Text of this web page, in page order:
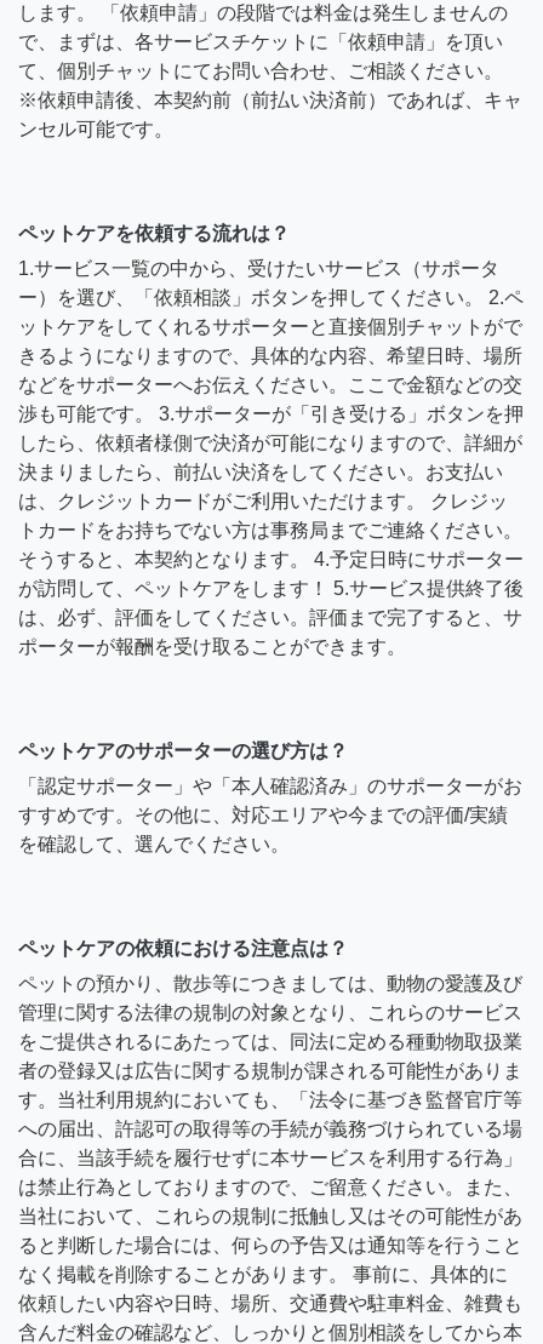
します。 「依頼申請」の段階では料金は発生しませんの
で、まずは、各サービスチケットに「依頼申請」を頂い
て、個別チャットにてお問い合わせ、ご相談ください。
※依頼申請後、本契約前（前払い決済前）であれば、キャ
ンセル可能です。
ペットケアを依頼する流れは？
1.サービス一覧の中から、受けたいサービス（サポータ
ー）を選び、「依頼相談」ボタンを押してください。 2.ペ
ットケアをしてくれるサポーターと直接個別チャットがで
きるようになりますので、具体的な内容、希望日時、場所
などをサポーターへお伝えください。ここで金額などの交
渉も可能です。 3.サポーターが「引き受ける」ボタンを押
したら、依頼者様側で決済が可能になりますので、詳細が
決まりましたら、前払い決済をしてください。お支払い
は、クレジットカードがご利用いただけます。 クレジッ
トカードをお持ちでない方は事務局までご連絡ください。
そうすると、本契約となります。 4.予定日時にサポーター
が訪問して、ペットケアをします！ 5.サービス提供終了後
は、必ず、評価をしてください。評価まで完了すると、サ
ポーターが報酬を受け取ることができます。
ペットケアのサポーターの選び方は？
「認定サポーター」や「本人確認済み」のサポーターがお
すすめです。その他に、対応エリアや今までの評価/実績
を確認して、選んでください。
ペットケアの依頼における注意点は？
ペットの預かり、散歩等につきましては、動物の愛護及び
管理に関する法律の規制の対象となり、これらのサービス
をご提供されるにあたっては、同法に定める種動物取扱業
者の登録又は広告に関する規制が課される可能性がありま
す。当社利用規約においても、「法令に基づき監督官庁等
への届出、許認可の取得等の手続が義務づけられている場
合に、当該手続を履行せずに本サービスを利用する行為」
は禁止行為としておりますので、ご留意ください。また、
当社において、これらの規制に抵触し又はその可能性があ
ると判断した場合には、何らの予告又は通知等を行うこと
なく掲載を削除することがあります。 事前に、具体的に
依頼したい内容や日時、場所、交通費や駐車料金、雑費も
含んだ料金の確認など、しっかりと個別相談をしてから本